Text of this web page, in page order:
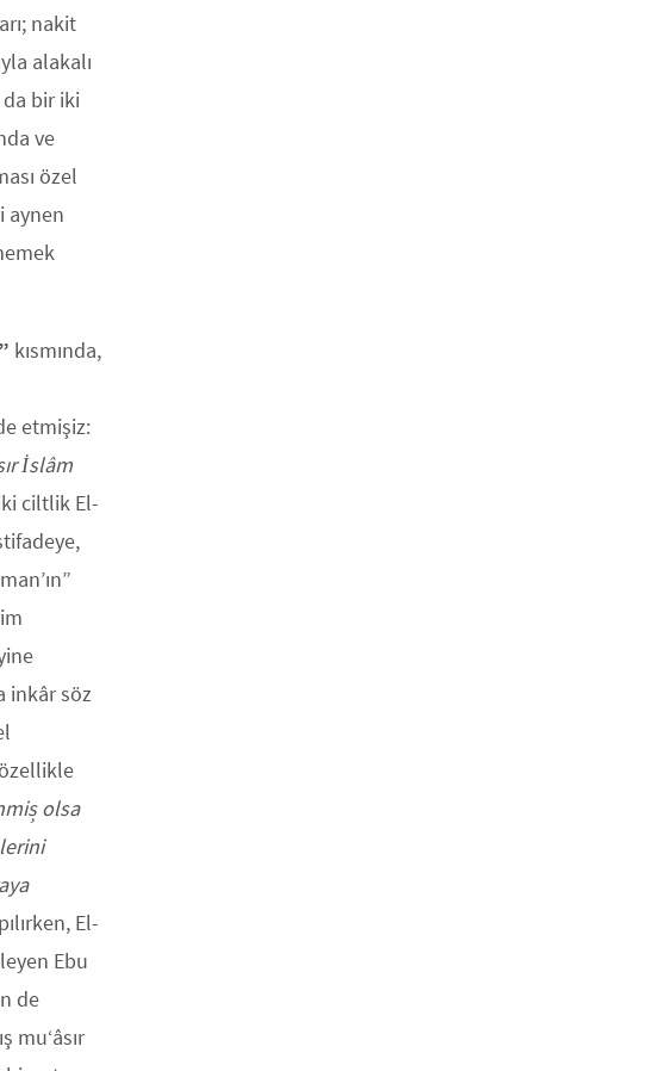
nakit
alakalı
bir iki
ve
özel
aynen
kısmında,
etmişiz:
İslâm
ciltlik El-
inkâr söz
olsa
El-
Ebu
de
mu‘âsır